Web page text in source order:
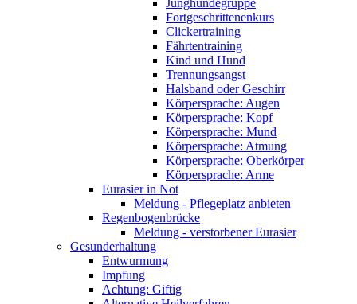
Junghundegruppe
Fortgeschrittenenkurs
Clickertraining
Fährtentraining
Kind und Hund
Trennungsangst
Halsband oder Geschirr
Körpersprache: Augen
Körpersprache: Kopf
Körpersprache: Mund
Körpersprache: Atmung
Körpersprache: Oberkörper
Körpersprache: Arme
Eurasier in Not
Meldung - Pflegeplatz anbieten
Regenbogenbrücke
Meldung - verstorbener Eurasier
Gesunderhaltung
Entwurmung
Impfung
Achtung: Giftig